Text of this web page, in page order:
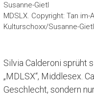
MDSLX. Copyright: Tan
Kulturschoxx/Susanne-Gietl
Silvia Calderoni sprüht
„MDLSX“, Middlesex.
Geschlecht, sondern